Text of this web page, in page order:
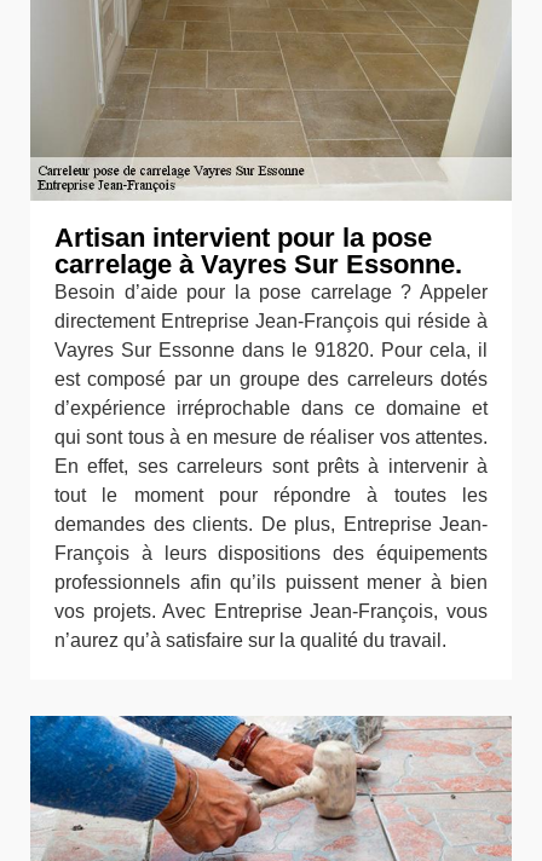
Artisan intervient pour la pose
carrelage à Vayres Sur Essonne.
Besoin d’aide pour la pose carrelage ? Appeler
directement Entreprise Jean-François qui réside à
Vayres Sur Essonne dans le 91820. Pour cela, il
est composé par un groupe des carreleurs dotés
d’expérience irréprochable dans ce domaine et
qui sont tous à en mesure de réaliser vos attentes.
En effet, ses carreleurs sont prêts à intervenir à
tout le moment pour répondre à toutes les
demandes des clients. De plus, Entreprise Jean-
François à leurs dispositions des équipements
professionnels afin qu’ils puissent mener à bien
vos projets. Avec Entreprise Jean-François, vous
n’aurez qu’à satisfaire sur la qualité du travail.